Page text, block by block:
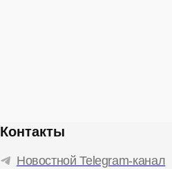
Контакты
Новостной Telegram-канал